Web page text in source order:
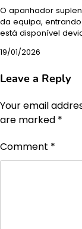
O apanhador
da equipa,
está disponível
19/01/2026
Leave a Reply
Your email
are marked *
Comment *